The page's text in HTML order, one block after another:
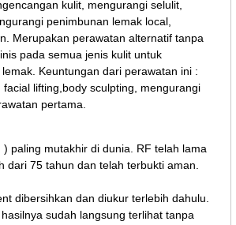
kulit, mengurangi selulit,
penimbunan lemak local,
Merupakan perawatan alternatif tanpa
pada semua jenis kulit untuk
Keuntungan dari perawatan ini :
lifting,body sculpting, mengurangi
pertama.
paling mutakhir di dunia. RF telah lama
75 tahun dan telah terbukti aman.
dibersihkan dan diukur terlebih dahulu.
sudah langsung terlihat tanpa